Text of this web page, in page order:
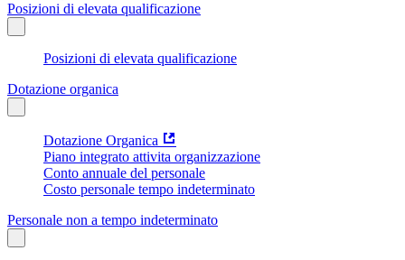
Posizioni di elevata qualificazione
Posizioni di elevata qualificazione
Dotazione organica
Dotazione Organica
Piano integrato attivita organizzazione
Conto annuale del personale
Costo personale tempo indeterminato
Personale non a tempo indeterminato